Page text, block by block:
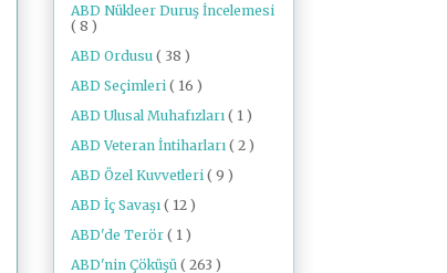
ABD Nükleer Duruş İncelemesi
( 8 )
ABD Ordusu ( 38 )
ABD Seçimleri ( 16 )
ABD Ulusal Muhafızları ( 1 )
ABD Veteran İntiharları ( 2 )
ABD Özel Kuvvetleri ( 9 )
ABD İç Savaşı ( 12 )
ABD'de Terör ( 1 )
ABD'nin Çöküşü ( 263 )